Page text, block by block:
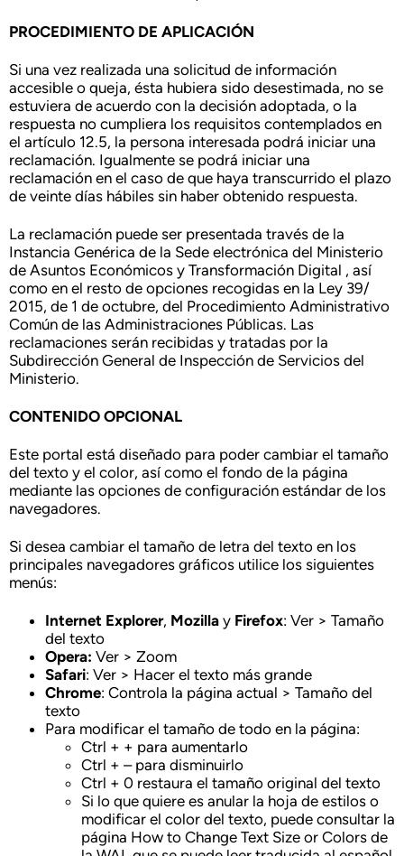
PROCEDIMIENTO DE APLICACIÓN
Si una vez realizada una solicitud de información
accesible o queja, ésta hubiera sido desestimada, no se
estuviera de acuerdo con la decisión adoptada, o la
respuesta no cumpliera los requisitos contemplados en
el artículo 12.5, la persona interesada podrá iniciar una
reclamación. Igualmente se podrá iniciar una
reclamación en el caso de que haya transcurrido el plazo
de veinte días hábiles sin haber obtenido respuesta.
La reclamación puede ser presentada través de la
Instancia Genérica de la Sede electrónica del Ministerio
de Asuntos Económicos y Transformación Digital , así
como en el resto de opciones recogidas en la Ley 39/
2015, de 1 de octubre, del Procedimiento Administrativo
Común de las Administraciones Públicas. Las
reclamaciones serán recibidas y tratadas por la
Subdirección General de Inspección de Servicios del
Ministerio.
CONTENIDO OPCIONAL
Este portal está diseñado para poder cambiar el tamaño
del texto y el color, así como el fondo de la página
mediante las opciones de configuración estándar de los
navegadores.
Si desea cambiar el tamaño de letra del texto en los
principales navegadores gráficos utilice los siguientes
menús:
Internet Explorer, Mozilla y Firefox: Ver > Tamaño
del texto
Opera: Ver > Zoom
Safari: Ver > Hacer el texto más grande
Chrome: Controla la página actual > Tamaño del
texto
Para modificar el tamaño de todo en la página:
Ctrl + + para aumentarlo
Ctrl + – para disminuirlo
Ctrl + 0 restaura el tamaño original del texto
Si lo que quiere es anular la hoja de estilos o
modificar el color del texto, puede consultar la
página How to Change Text Size or Colors de